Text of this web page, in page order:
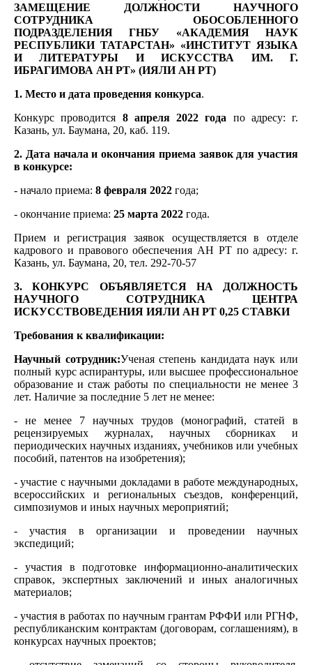
ЗАМЕЩЕНИЕ ДОЛЖНОСТИ НАУЧНОГО
СОТРУДНИКА ОБОСОБЛЕННОГО
ПОДРАЗДЕЛЕНИЯ ГНБУ «АКАДЕМИЯ НАУК
РЕСПУБЛИКИ ТАТАРСТАН» «ИНСТИТУТ ЯЗЫКА
И ЛИТЕРАТУРЫ И ИСКУССТВА ИМ. Г.
ИБРАГИМОВА АН РТ» (ИЯЛИ АН РТ)
1. Место и дата проведения конкурса.
Конкурс проводится 8 апреля 2022 года по адресу: г.
Казань, ул. Баумана, 20, каб. 119.
2. Дата начала и окончания приема заявок для участия
в конкурсе:
- начало приема: 8 февраля 2022 года;
- окончание приема: 25 марта 2022 года.
Прием и регистрация заявок осуществляется в отделе
кадрового и правового обеспечения АН РТ по адресу: г.
Казань, ул. Баумана, 20, тел. 292-70-57
3. КОНКУРС ОБЪЯВЛЯЕТСЯ НА ДОЛЖНОСТЬ
НАУЧНОГО СОТРУДНИКА ЦЕНТРА
ИСКУССТВОВЕДЕНИЯ ИЯЛИ АН РТ 0,25 СТАВКИ
Требования к квалификации:
Научный сотрудник:Ученая степень кандидата наук или
полный курс аспирантуры, или высшее профессиональное
образование и стаж работы по специальности не менее 3
лет. Наличие за последние 5 лет не менее:
- не менее 7 научных трудов (монографий, статей в
рецензируемых журналах, научных сборниках и
периодических научных изданиях, учебников или учебных
пособий, патентов на изобретения);
- участие с научными докладами в работе международных,
всероссийских и региональных съездов, конференций,
симпозиумов и иных научных мероприятий;
- участия в организации и проведении научных
экспедиций;
- участия в подготовке информационно-аналитических
справок, экспертных заключений и иных аналогичных
материалов;
- участия в работах по научным грантам РФФИ или РГНФ,
республиканским контрактам (договорам, соглашениям), в
конкурсах научных проектов;